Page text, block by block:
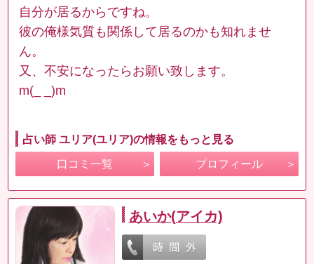
自分が居るからですね。
彼の俺様気質も関係して居るのかも知れませ
ん。
又、不安になったらお願い致します。
m(_ _)m
占い師 ユリア(ユリア)の情報をもっと見る
口コミ一覧 プロフィール
あいか(アイカ)